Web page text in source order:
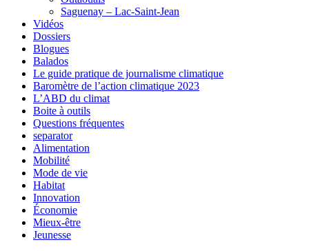
Saguenay – Lac-Saint-Jean
Vidéos
Dossiers
Blogues
Balados
Le guide pratique de journalisme climatique
Baromètre de l’action climatique 2023
L’ABD du climat
Boite à outils
Questions fréquentes
separator
Alimentation
Mobilité
Mode de vie
Habitat
Innovation
Économie
Mieux-être
Jeunesse